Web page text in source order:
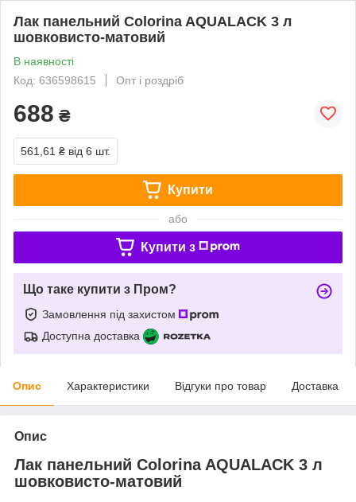
Лак панельний Colorina AQUALACK 3 л
шовковисто-матовий
В наявності
Код: 636598615
Опт і роздріб
688 ₴
561,61 ₴ від 6 шт.
Купити
або
Купити з
Що таке купити з Пром?
Замовлення під захистом
Доступна доставка
Опис Характеристики Відгуки про товар Доставка
Опис
Лак панельний Colorina AQUALACK 3 л
шовковисто-матовий